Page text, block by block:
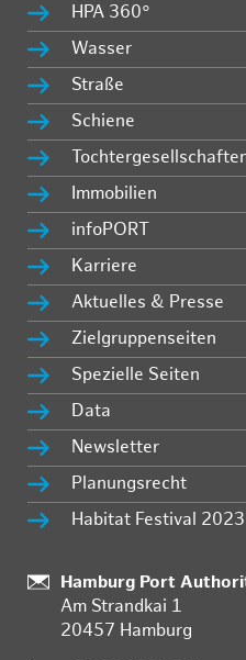
HPA 360°
Wasser
Straße
Schiene
Immobilien
infoPORT
Karriere
Aktuelles & Presse
Zielgruppenseiten
Spezielle Seiten
Data
Newsletter
Planungsrecht
Habitat Festival
:
Hamburg Port
Am Strandkai 1
20457 Hamburg